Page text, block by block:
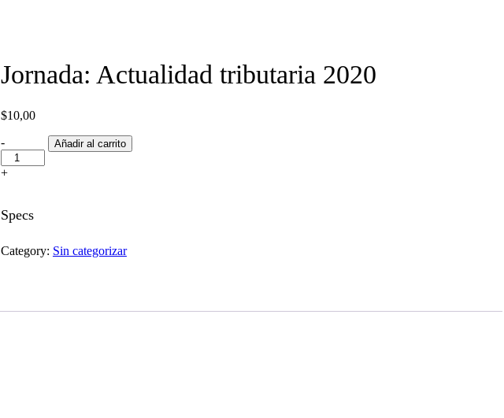
Jornada: Actualidad tributaria 2020
$10,00
Jornada:
Actualidad
tributaria
-
+
Añadir al carrito
Specs
Category: Sin categorizar